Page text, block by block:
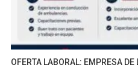
OFERTA LABORAL: EMPRESA